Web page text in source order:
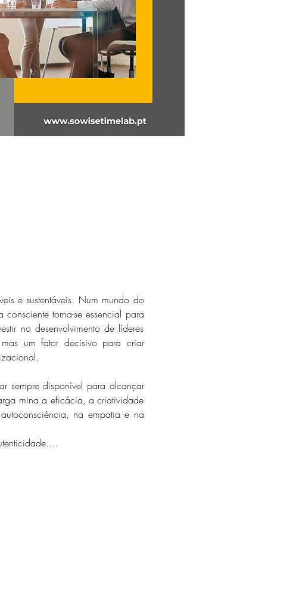
e sustentáveis. Num mundo do
torna-se essencial para
no desenvolvimento de líderes
um fator decisivo para criar
sempre disponível para alcançar
mina a eficácia, a criatividade
na empatia e na